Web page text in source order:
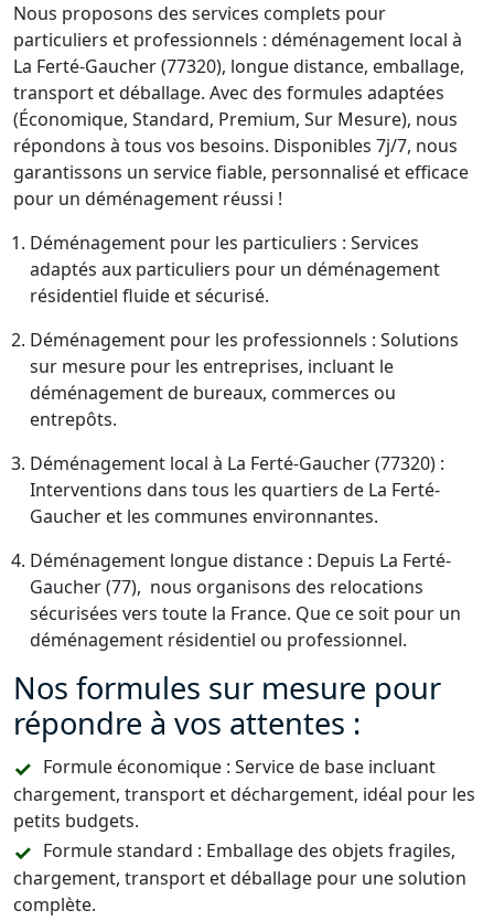
Nous proposons des services complets pour
particuliers et professionnels : déménagement local à
La Ferté-Gaucher (77320), longue distance, emballage,
transport et déballage. Avec des formules adaptées
(Économique, Standard, Premium, Sur Mesure), nous
répondons à tous vos besoins. Disponibles 7j/7, nous
garantissons un service fiable, personnalisé et efficace
pour un déménagement réussi !
Déménagement pour les particuliers : Services
adaptés aux particuliers pour un déménagement
résidentiel fluide et sécurisé.
Déménagement pour les professionnels : Solutions
sur mesure pour les entreprises, incluant le
déménagement de bureaux, commerces ou
entrepôts.
Déménagement local à La Ferté-Gaucher (77320) :
Interventions dans tous les quartiers de La Ferté-
Gaucher et les communes environnantes.
Déménagement longue distance : Depuis La Ferté-
Gaucher (77), nous organisons des relocations
sécurisées vers toute la France. Que ce soit pour un
déménagement résidentiel ou professionnel.
Nos formules sur mesure pour
répondre à vos attentes :
Formule économique : Service de base incluant
chargement, transport et déchargement, idéal pour les
petits budgets.
Formule standard : Emballage des objets fragiles,
chargement, transport et déballage pour une solution
complète.